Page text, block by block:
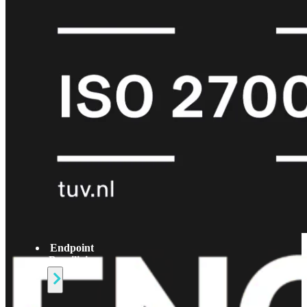
as
Alles
bekijken
BundelsSOC
a
Endpoint
Beveiliging